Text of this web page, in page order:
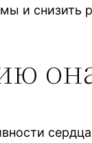
и снизить